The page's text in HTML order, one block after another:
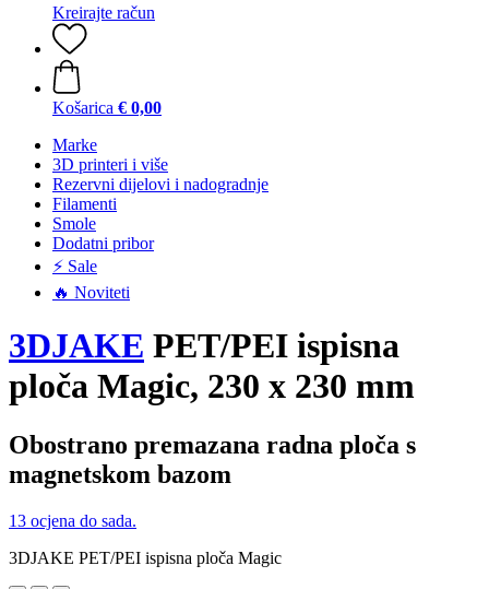
Kreirajte račun
Košarica € 0,00
Marke
3D printeri i više
Rezervni dijelovi i nadogradnje
Filamenti
Smole
Dodatni pribor
⚡ Sale
🔥 Noviteti
3DJAKE PET/PEI ispisna
ploča Magic, 230 x 230 mm
Obostrano premazana radna ploča s
magnetskom bazom
13 ocjena do sada.
3DJAKE PET/PEI ispisna ploča Magic